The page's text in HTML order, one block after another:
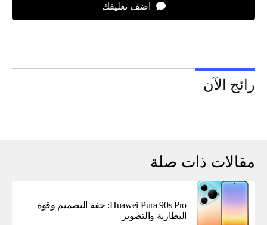
اضف تعليقك
رائج الآن
مقالات ذات صلة
Huawei Pura 90s Pro: خفة التصميم وقوة
البطارية والتصوير